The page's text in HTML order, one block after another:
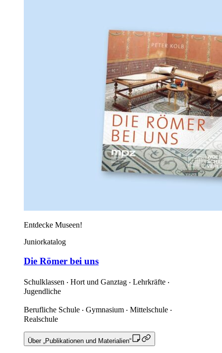
Entdecke Museen!
Juniorkatalog
Die Römer bei uns
Schulklassen ‧ Hort und Ganztag ‧ Lehrkräfte ‧
Jugendliche
Berufliche Schule ‧ Gymnasium ‧ Mittelschule ‧
Realschule
Über „Publikationen und Materialien“